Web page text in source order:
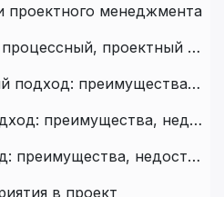
проектного менеджмента
Функциональный, процессный, проектный подход к управлению
-- Функциональный подход: преимущества, недостатки, особенности
-- Процессный подход: преимущества, недостатки, особенности
Проектный подход: преимущества, недостатки, особенности
в проект